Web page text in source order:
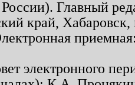
Главный
край,
электронного